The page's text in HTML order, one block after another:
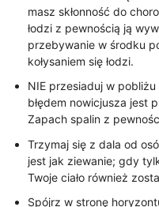
masz skłonność do
łodzi z pewnością ją
przebywanie w środku
kołysaniem się łodzi.
NIE przesiaduj w pobliżu
błędem nowicjusza jest
Zapach spalin z
Trzymaj się z dala od
jest jak ziewanie; gdy
Twoje ciało również
Spójrz w stronę